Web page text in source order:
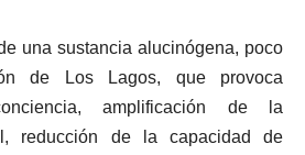
una sustancia alucinógena, poco
de Los Lagos, que provoca
amplificación de la
reducción de la capacidad de